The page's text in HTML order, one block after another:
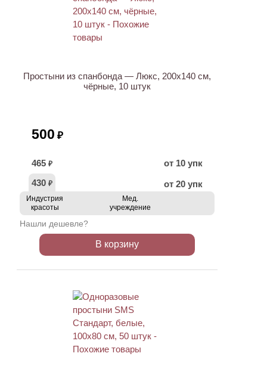
Простыни из спанбонда — Люкс, 200х140 см,
чёрные, 10 штук
500 ₽
465 ₽
от 10 упк
430 ₽ от 20 упк
Индустрия
красоты
Мед.
учреждение
Нашли дешевле?
В корзину